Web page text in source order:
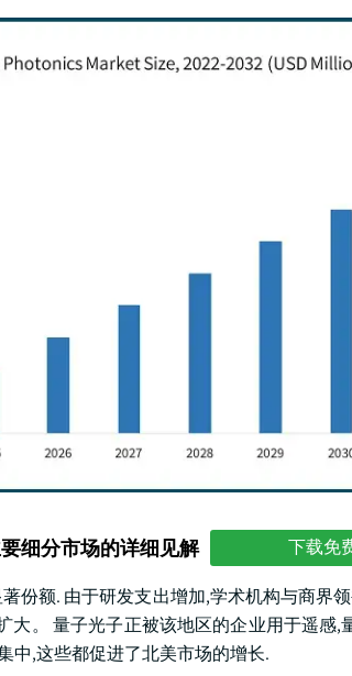
细分市场的详细见解 下载免
份额. 由于研发支出增加,学术机构与商界
。 量子光子正被该地区的企业用于遥感,
中,这些都促进了北美市场的增长.